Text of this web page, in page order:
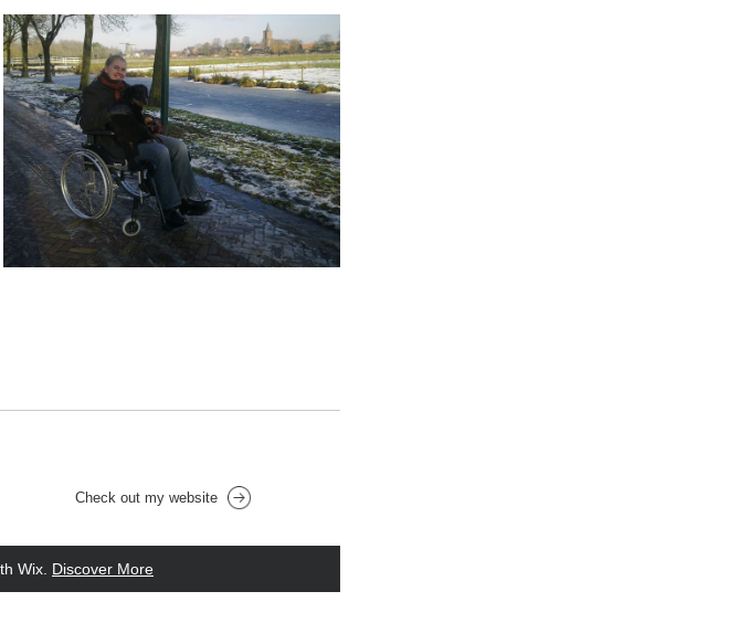
Check out my website
Wix. Discover More